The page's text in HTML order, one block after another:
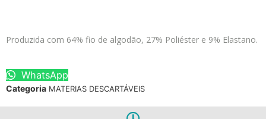
Produzida com 64% fio de algodão, 27% Poliéster e 9% Elastano.
WhatsApp
Categoria MATERIAS DESCARTÁVEIS